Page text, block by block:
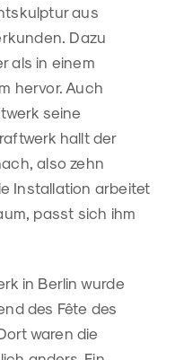
aus
Dazu
als in einem
hervor. Auch
seine
hallt der
also zehn
Installation arbeitet
passt sich ihm
in Berlin wurde
des Fête des
waren die